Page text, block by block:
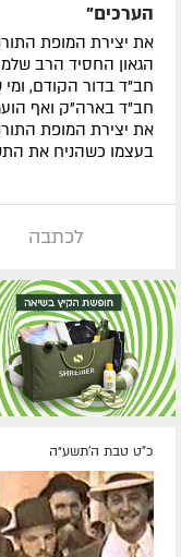
הערכים"
את יצירת המופת
הגאון החסיד הרב שלמה
חב"ד בארה"ק ואף
את יצירת המופת
בעצמו כשהניח את
לכתבה
כ"ט טבת ה׳תשע״ה